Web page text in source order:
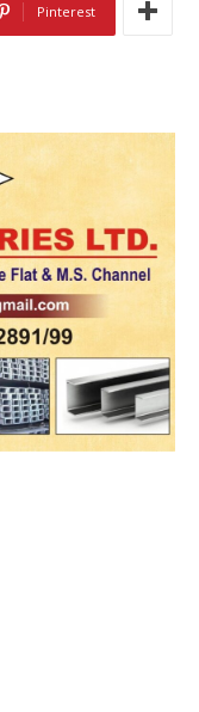
Pinterest